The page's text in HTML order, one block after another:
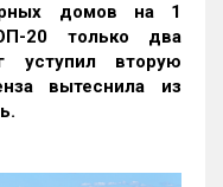
домов на 1
20 только два
уступил вторую
вытеснила из